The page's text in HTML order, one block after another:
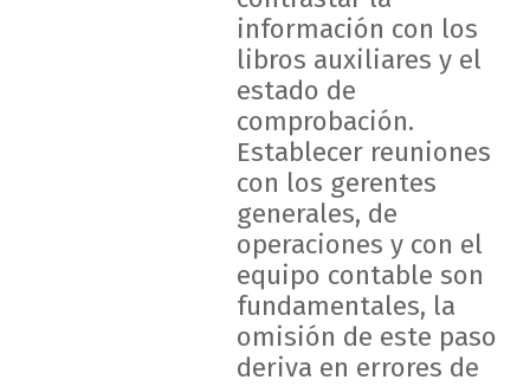
información con los
libros auxiliares y el
estado de
comprobación.
Establecer reuniones
con los gerentes
generales, de
operaciones y con el
equipo contable son
fundamentales, la
omisión de este paso
deriva en errores de